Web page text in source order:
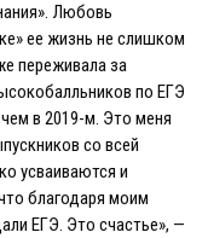
Любовь
ее жизнь не слишком
переживала за
по EГЭ
в 2019-м. Это меня
со всей
усваиваются и
благодаря моим
EГЭ. Это счастье», —